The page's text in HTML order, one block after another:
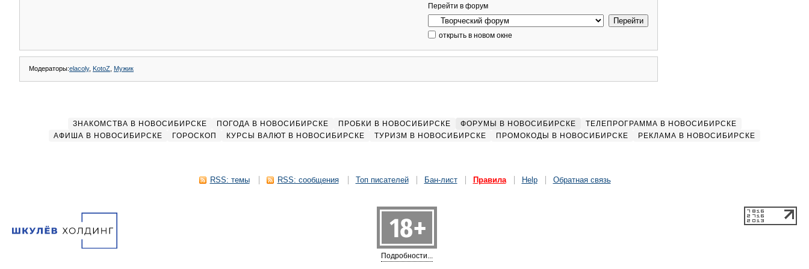
Перейти в форум
открыть в новом окне
Модераторы:elacoly, KotoZ Мужик
ЗНАКОМСТВА В НОВОСИБИРСКЕ ПОГОДА В НОВОСИБИРСКЕ ПРОБКИ В НОВОСИБИРСКЕ ФОРУМЫ В НОВОСИБИРСКЕ
ТЕЛЕПРОГРАММА В НОВОСИБИРСКЕ
АФИША В НОВОСИБИРСКЕ
ГОРОСКОП КУРСЫ ВАЛЮТ В НОВОСИБИРСКЕ ТУРИЗМ В НОВОСИБИРСКЕ ПРОМОКОДЫ В НОВОСИБИРСКЕ РЕКЛАМА В НОВОСИБИРСКЕ
RSS: темы RSS: сообщения Топ писателей Бан-лист Правила Help Обратная связь
Подробности...